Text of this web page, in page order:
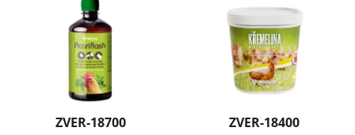
ZVER-18700
ZVER-18400